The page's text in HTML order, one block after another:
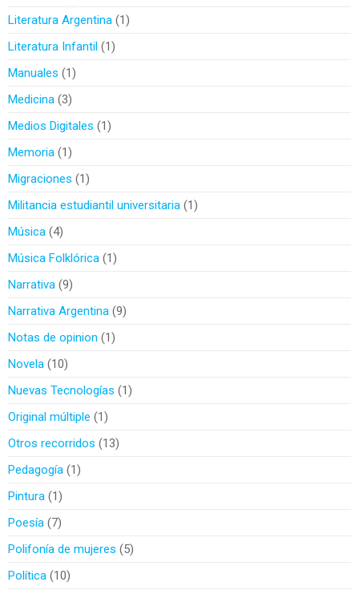
Literatura Argentina 1
Literatura Infantil 1
Manuales
1
Medicina 3
Medios Digitales
1
Memoria 1
Migraciones
1
Militancia estudiantil universitaria 1
Música 4
Música Folklórica 1
Narrativa 9
Narrativa Argentina 9
Notas de opinion
1
Novela 10
Nuevas Tecnologías
1
Original múltiple
1
Otros recorridos
13
Pedagogía 1
Pintura 1
Poesía 7
Polifonía de mujeres
5
Política 10